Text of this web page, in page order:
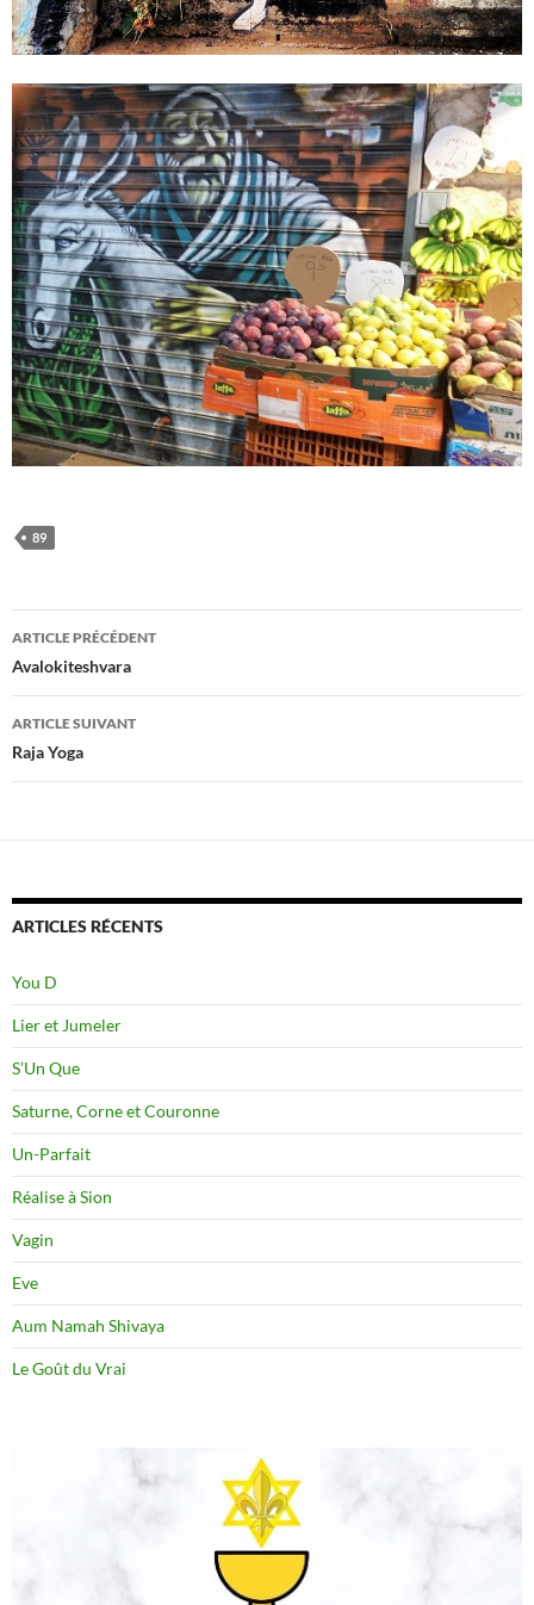
89
Navigation
des
articles
ARTICLE PRÉCÉDENT
Avalokiteshvara
ARTICLE SUIVANT
Raja Yoga
ARTICLES RÉCENTS
You D
Lier et Jumeler
S’Un Que
Saturne, Corne et Couronne
Un-Parfait
Réalise à Sion
Vagin
Eve
Aum Namah Shivaya
Le Goût du Vrai